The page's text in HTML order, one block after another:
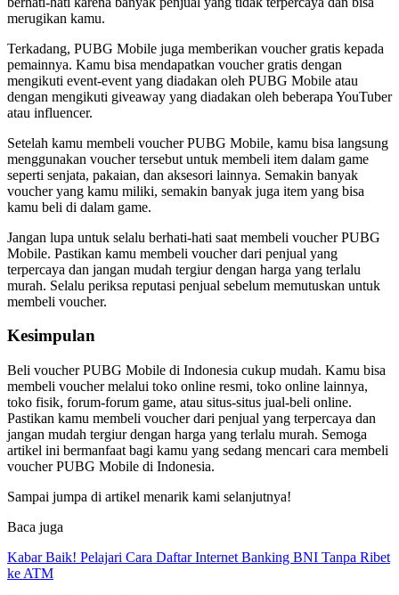
merugikan kamu.
Terkadang, PUBG Mobile juga memberikan voucher gratis kepada
pemainnya. Kamu bisa mendapatkan voucher gratis dengan
mengikuti event-event yang diadakan oleh PUBG Mobile atau
dengan mengikuti giveaway yang diadakan oleh beberapa YouTuber
atau influencer.
Setelah kamu membeli voucher PUBG Mobile, kamu bisa langsung
menggunakan voucher tersebut untuk membeli item dalam game
seperti senjata, pakaian, dan aksesori lainnya. Semakin banyak
voucher yang kamu miliki, semakin banyak juga item yang bisa
kamu beli di dalam game.
Jangan lupa untuk selalu berhati-hati saat membeli voucher PUBG
Mobile. Pastikan kamu membeli voucher dari penjual yang
terpercaya dan jangan mudah tergiur dengan harga yang terlalu
murah. Selalu periksa reputasi penjual sebelum memutuskan untuk
membeli voucher.
Kesimpulan
Beli voucher PUBG Mobile di Indonesia cukup mudah. Kamu bisa
membeli voucher melalui toko online resmi, toko online lainnya,
toko fisik, forum-forum game, atau situs-situs jual-beli online.
Pastikan kamu membeli voucher dari penjual yang terpercaya dan
jangan mudah tergiur dengan harga yang terlalu murah. Semoga
artikel ini bermanfaat bagi kamu yang sedang mencari cara membeli
voucher PUBG Mobile di Indonesia.
Sampai jumpa di artikel menarik kami selanjutnya!
Baca juga
Kabar Baik! Pelajari Cara Daftar Internet Banking BNI Tanpa Ribet
ke ATM